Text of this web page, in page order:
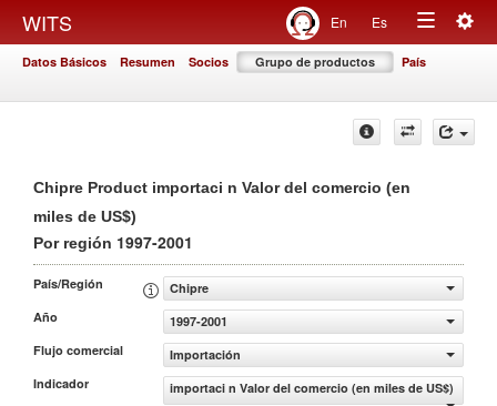
WITS En Es
Toggle
Datos Básicos Resumen Socios Grupo de productos País
Chipre Product importaci n Valor del comercio (en
miles de US$)
Por región 1997-2001
País/Región
Chipre
Año
1997-2001
Flujo comercial
Importación
Indicador
importaci n Valor del comercio (en miles de US$)